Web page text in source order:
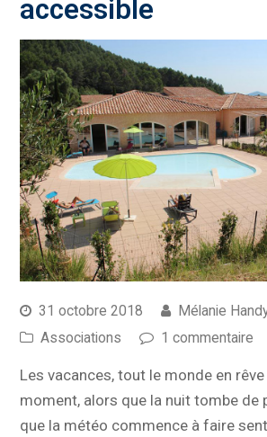
accessible
31 octobre 2018
Mélanie
Associations
1 commentaire
Les vacances, tout le monde en
moment, alors que la nuit tombe de
que la météo commence à faire